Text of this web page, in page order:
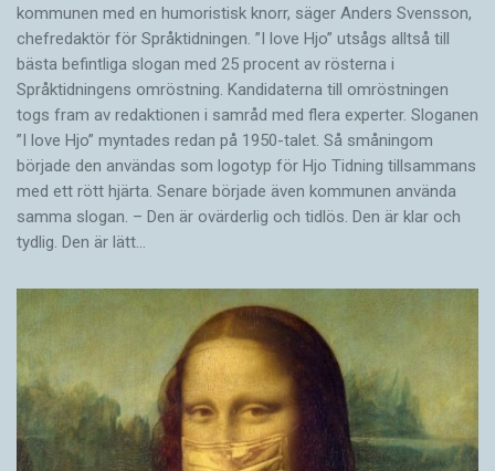
kommunen med en humoristisk knorr, säger Anders Svensson,
chefredaktör för Språktidningen. ”I love Hjo” utsågs alltså till
bästa befintliga slogan med 25 procent av rösterna i
Språktidningens omröstning. Kandidaterna till omröstningen
togs fram av redaktionen i samråd med flera experter. Sloganen
”I love Hjo” myntades redan på 1950-talet. Så småningom
började den användas som logotyp för Hjo Tidning tillsammans
med ett rött hjärta. Senare började även kommunen använda
samma slogan. – Den är ovärderlig och tidlös. Den är klar och
tydlig. Den är lätt…